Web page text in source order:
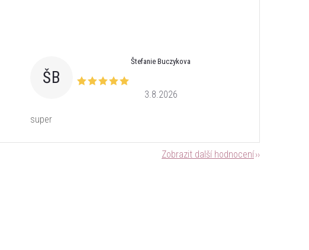
ŠB
Štefanie Buczykova
3.8.2026
super
Zobrazit další hodnocení